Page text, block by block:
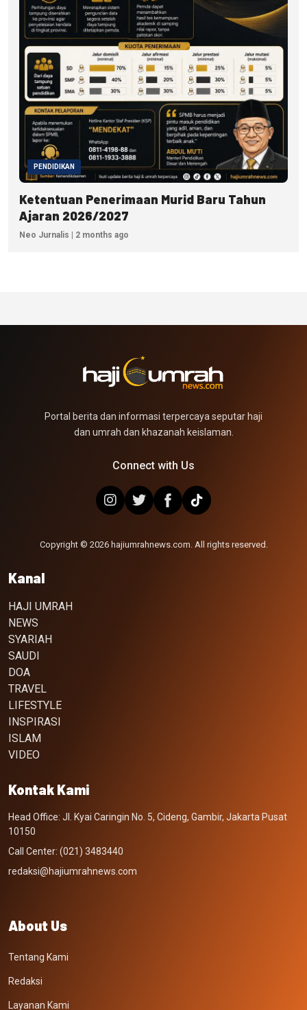
PENDIDIKAN
Ketentuan Penerimaan Murid Baru Tahun
Ajaran 2026/2027
Neo Jurnalis | 2 months ago
Portal berita dan informasi terpercaya seputar haji
dan umrah dan khazanah keislaman.
Connect with Us
Copyright © 2026 hajiumrahnews.com. All rights reserved.
Kanal
HAJI UMRAH
NEWS
SYARIAH
SAUDI
DOA
TRAVEL
LIFESTYLE
INSPIRASI
ISLAM
VIDEO
Kontak Kami
Head Office: Jl. Kyai Caringin No. 5, Cideng, Gambir, Jakarta Pusat
10150
Call Center: (021) 3483440
redaksi@hajiumrahnews.com
About Us
Tentang Kami
Redaksi
Layanan Kami